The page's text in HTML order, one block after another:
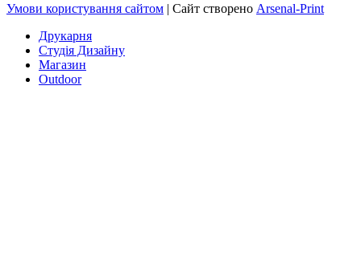
Умови користування сайтом | Сайт створено Arsenal-Print
Друкарня
Студія Дизайну
Магазин
Outdoor